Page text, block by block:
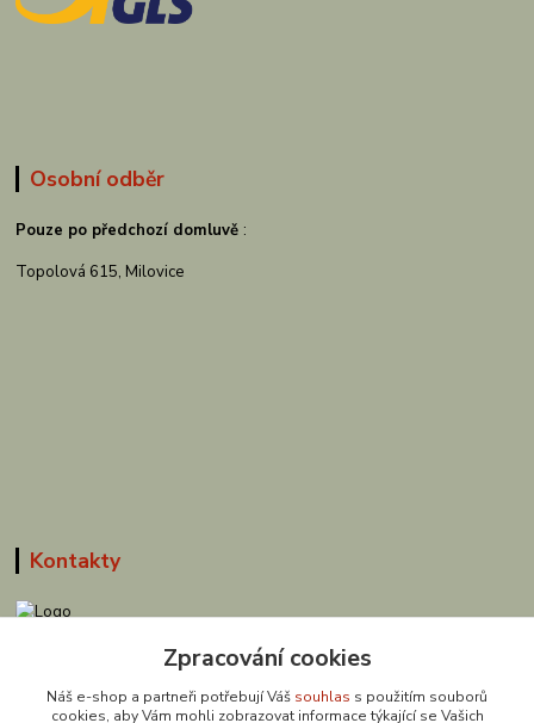
Osobní odběr
Pouze po předchozí domluvě :
Topolová 615, Milovice
Kontakty
Zpracování cookies
Náš e-shop a partneři potřebují Váš souhlas s použitím souborů
cookies, aby Vám mohli zobrazovat informace týkající se Vašich